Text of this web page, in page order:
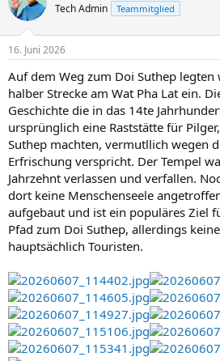
Tech Admin Teammitglied
16. Juni 2026
Auf dem Weg zum Doi Suthep legten
halber Strecke am Wat Pha Lat ein.
Geschichte die in das 14te
ursprünglich eine Raststätte für
Suthep machten, vermutllich wegen
Erfrischung verspricht. Der Tempel
Jahrzehnt verlassen und verfallen.
dort keine Menschenseele
aufgebaut und ist ein populäres Ziel
Pfad zum Doi Suthep, allerdings
hauptsächlich Touristen.